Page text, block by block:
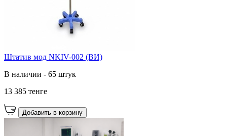
Штатив мод NKIV-002 (ВИ)
В наличии - 65 штук
13 385 тенге
Добавить в корзину